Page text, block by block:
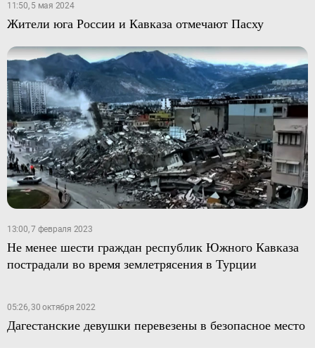
11:50, 5 мая 2024
Жители юга России и Кавказа отмечают Пасху
13:00, 7 февраля 2023
Не менее шести граждан республик Южного Кавказа
пострадали во время землетрясения в Турции
05:26, 30 октября 2022
Дагестанские девушки перевезены в безопасное место